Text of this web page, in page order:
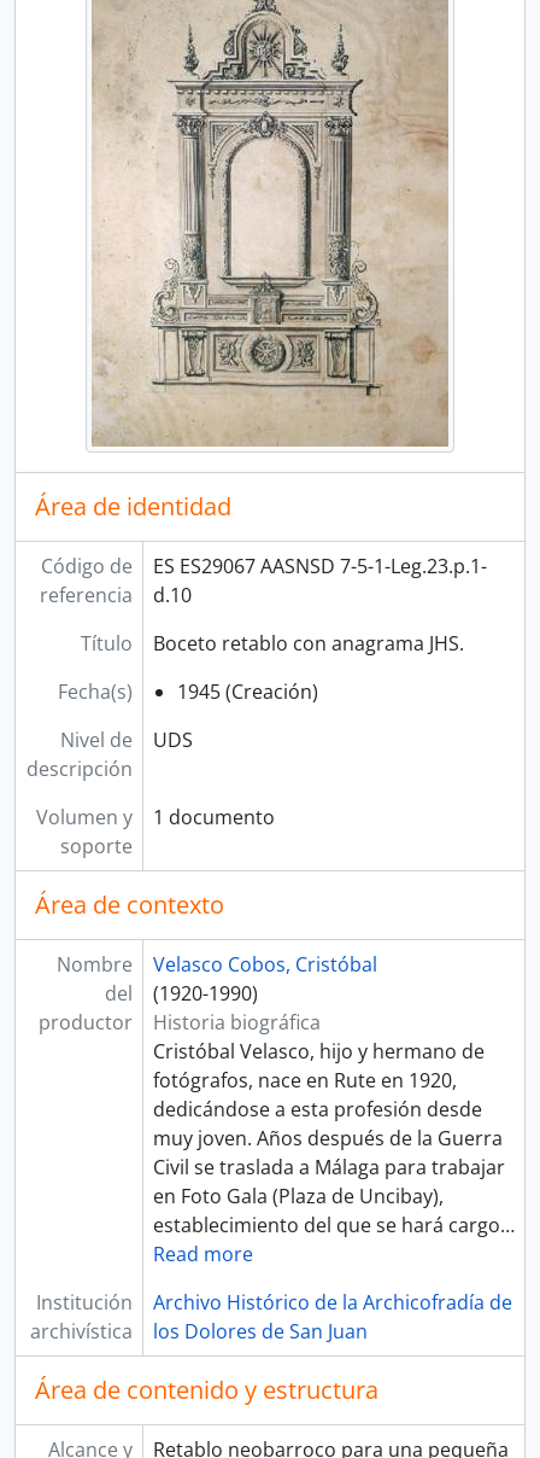
Área de identidad
Código de
referencia
ES ES29067 AASNSD 7-5-1-Leg.23.p.1-
d.10
Título
Boceto retablo con anagrama JHS.
Fecha(s)
1945 (Creación)
Nivel de
descripción
UDS
Volumen y
soporte
1 documento
Área de contexto
Nombre
del
productor
Velasco Cobos, Cristóbal
(1920-1990)
Historia biográfica
Cristóbal Velasco, hijo y hermano de
fotógrafos, nace en Rute en 1920,
dedicándose a esta profesión desde
muy joven. Años después de la Guerra
Civil se traslada a Málaga para trabajar
en Foto Gala (Plaza de Uncibay),
establecimiento del que se hará cargo…
Read more
Institución
archivística
Archivo Histórico de la Archicofradía de
los Dolores de San Juan
Área de contenido y estructura
Alcance y
Retablo neobarroco para una pequeña